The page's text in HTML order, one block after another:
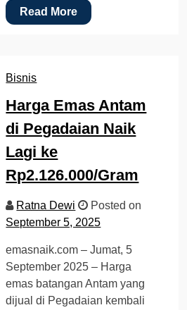
Read More
Bisnis
Harga Emas Antam
di Pegadaian Naik
Lagi ke
Rp2.126.000/Gram
Ratna Dewi
Posted on
September 5, 2025
emasnaik.com – Jumat, 5
September 2025 – Harga
emas batangan Antam yang
dijual di Pegadaian kembali